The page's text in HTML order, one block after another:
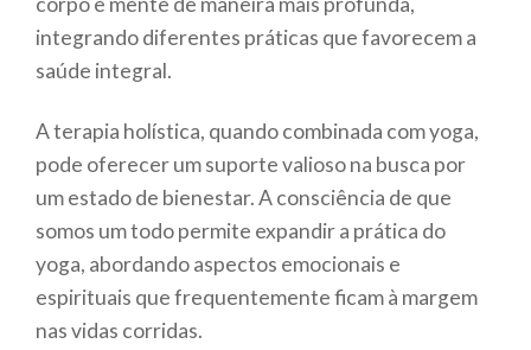
integrando diferentes práticas que favorecem a
saúde integral.
A terapia holística, quando combinada com yoga,
pode oferecer um suporte valioso na busca por
um estado de bienestar. A consciência de que
somos um todo permite expandir a prática do
yoga, abordando aspectos emocionais e
espirituais que frequentemente ficam à margem
nas vidas corridas.